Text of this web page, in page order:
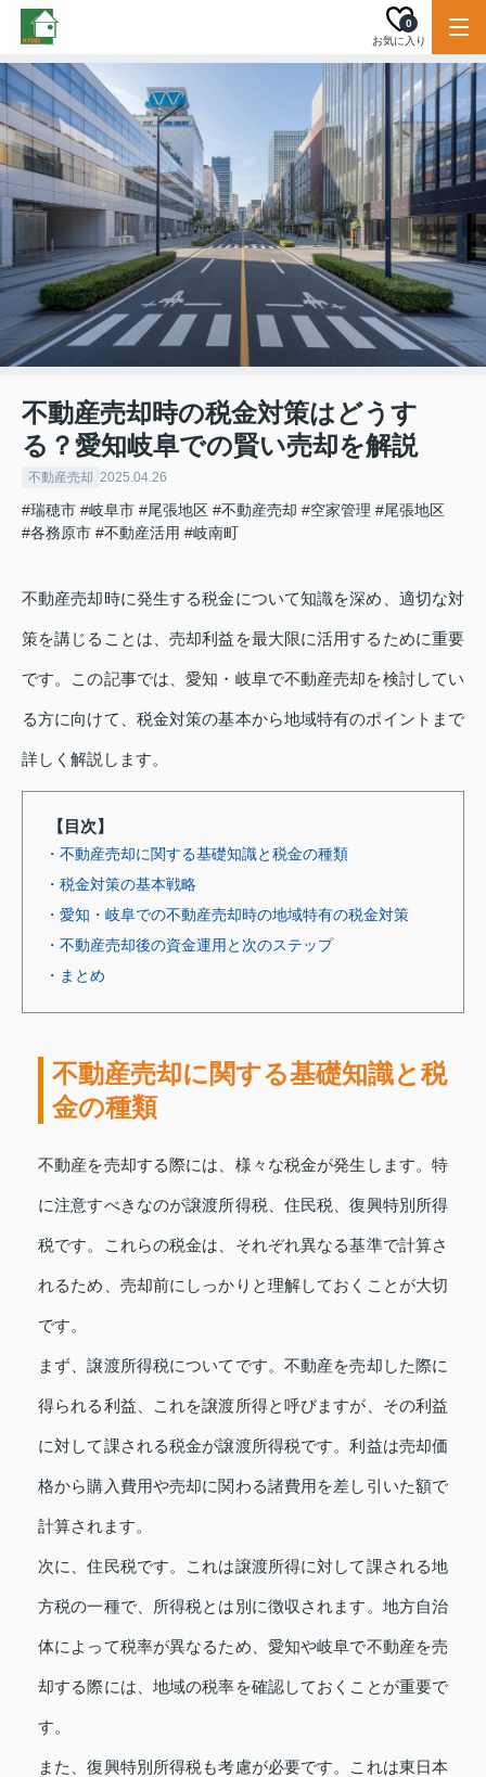
お気に入り
0
不動産売却時の税金対策はどうす
る？愛知岐阜での賢い売却を解説
不動産売却 2025.04.26
#瑞穂市 #岐阜市 #尾張地区 #不動産売却 #空家管理 #尾張地区
#各務原市 #不動産活用 #岐南町
不動産売却時に発生する税金について知識を深め、適切な対
策を講じることは、売却利益を最大限に活用するために重要
です。この記事では、愛知・岐阜で不動産売却を検討してい
る方に向けて、税金対策の基本から地域特有のポイントまで
詳しく解説します。
【目次】
・不動産売却に関する基礎知識と税金の種類
・税金対策の基本戦略
・愛知・岐阜での不動産売却時の地域特有の税金対策
・不動産売却後の資金運用と次のステップ
・まとめ
不動産売却に関する基礎知識と税
金の種類
不動産を売却する際には、様々な税金が発生します。特
に注意すべきなのが譲渡所得税、住民税、復興特別所得
税です。これらの税金は、それぞれ異なる基準で計算さ
れるため、売却前にしっかりと理解しておくことが大切
です。
まず、譲渡所得税についてです。不動産を売却した際に
得られる利益、これを譲渡所得と呼びますが、その利益
に対して課される税金が譲渡所得税です。利益は売却価
格から購入費用や売却に関わる諸費用を差し引いた額で
計算されます。
次に、住民税です。これは譲渡所得に対して課される地
方税の一種で、所得税とは別に徴収されます。地方自治
体によって税率が異なるため、愛知や岐阜で不動産を売
却する際には、地域の税率を確認しておくことが重要で
す。
また、復興特別所得税も考慮が必要です。これは東日本